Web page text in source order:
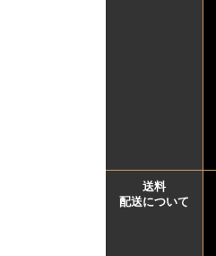
送料
配送について